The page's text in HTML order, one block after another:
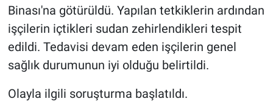
Binası'na götürüldü. Yapılan tetkiklerin ardından
işçilerin içtikleri sudan zehirlendikleri tespit
edildi. Tedavisi devam eden işçilerin genel
sağlık durumunun iyi olduğu belirtildi.
Olayla ilgili soruşturma başlatıldı.